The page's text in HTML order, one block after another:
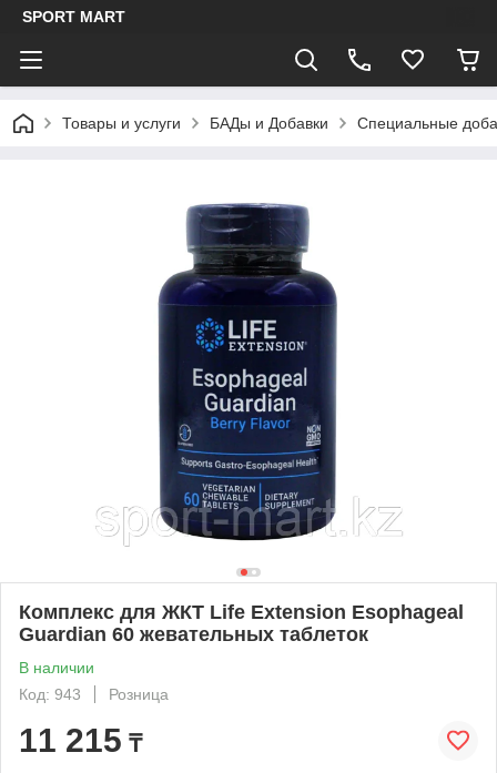
SPORT MART
Товары и услуги БАДы и Добавки Специальные
Комплекс для ЖКТ Life Extension Esophageal
Guardian 60 жевательных таблеток
В наличии
Код: 943
Розница
11 215 ₸